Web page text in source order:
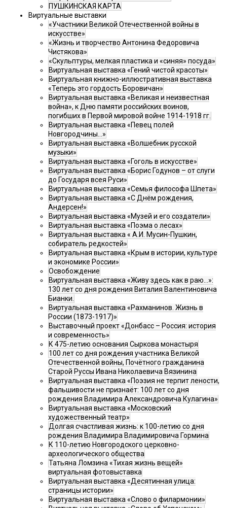
ПУШКИНСКАЯ КАРТА
Виртуальные выставки
«Участники Великой Отечественной войны в
искусстве»
«Жизнь и творчество Антонина Федоровича
Чистякова»
«Скульптуры, мелкая пластика и «синяя» посуда»
Виртуальная выставка «Гений чистой красоты»
Виртуальная книжно-иллюстративная выставка
«Теперь это гордость Боровичан»
Виртуальная выставка «Великая и неизвестная
война», к Дню памяти российских воинов,
погибших в Первой мировой войне 1914-1918 гг.
Виртуальная выставка «Певец полей
Новгородчины…»
Виртуальная выставка «Волшебник русской
музыки»
Виртуальная выставка «Гоголь в искусстве»
Виртуальная выставка «Борис Годунов – от слуги
до Государя всея Руси»
Виртуальная выставка «Семья философа Шпета»
Виртуальная выставка «С Днём рождения,
Андерсен!»
Виртуальная выставка «Музей и его создатели»
Виртуальная выставка «Поэма о лесах»
Виртуальная выставка « А.И. Мусин-Пушкин,
собиратель редкостей»
Виртуальная выставка «Крым в истории, культуре
и экономике России»
Освобождение
Виртуальная выставка «Живу здесь как в раю…»:
130 лет со дня рождения Виталия Валентиновича
Бианки.
Виртуальная выставка «Рахманинов. Жизнь в
России (1873-1917)»
Выставочный проект «Донбасс – Россия: история
и современность»
К 475-летию основания Сыркова монастыря
100 лет со дня рождения участника Великой
Отечественной войны, Почётного гражданина
Старой Руссы Ивана Николаевича Вязинина
Виртуальная выставка «Поэзия не терпит лености,
фальшивости не признаёт: 100 лет со дня
рождения Владимира Александровича Кулагина»
Виртуальная выставка «Московский
художественный театр»
Долгая счастливая жизнь: к 100-летию со дня
рождения Владимира Владимировича Гормина
К 110-летию Новгородского церковно-
археологического общества
Татьяна Ломзина «Тихая жизнь вещей»
виртуальная фотовыставка
Виртуальная выставка «Десятинная улица:
страницы истории»
Виртуальная выставка «Слово о филармонии»